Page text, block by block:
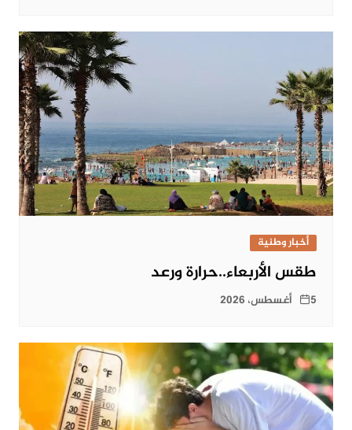
أخبار وطنية
طقس الأربعاء..حرارة ورعد
5 أغسطس، 2026